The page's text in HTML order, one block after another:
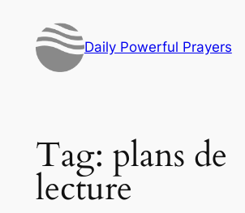
content
Daily Powerful Prayers
Tag: plans de
lecture